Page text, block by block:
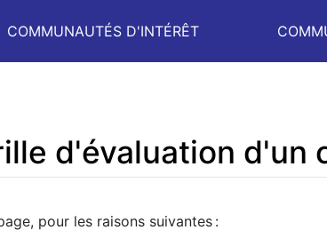
COMMUNAUTÉS D'INTÉRÊT
d'évaluation d'un
pour les raisons suivantes :